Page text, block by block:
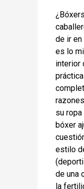
de ir en
es lo
interior
su
bóxer
estilo
de una
la